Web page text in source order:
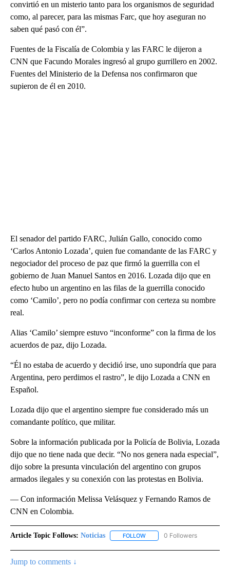
convirtió en un misterio tanto para los organismos de seguridad
como, al parecer, para las mismas Farc, que hoy aseguran no
saben qué pasó con él”.
Fuentes de la Fiscalía de Colombia y las FARC le dijeron a
CNN que Facundo Morales ingresó al grupo gurrillero en 2002.
Fuentes del Ministerio de la Defensa nos confirmaron que
supieron de él en 2010.
El senador del partido FARC, Julián Gallo, conocido como
‘Carlos Antonio Lozada’, quien fue comandante de las FARC y
negociador del proceso de paz que firmó la guerrilla con el
gobierno de Juan Manuel Santos en 2016. Lozada dijo que en
efecto hubo un argentino en las filas de la guerrilla conocido
como ‘Camilo’, pero no podía confirmar con certeza su nombre
real.
Alias ‘Camilo’ siempre estuvo “inconforme” con la firma de los
acuerdos de paz, dijo Lozada.
“Él no estaba de acuerdo y decidió irse, uno supondría que para
Argentina, pero perdimos el rastro”, le dijo Lozada a CNN en
Español.
Lozada dijo que el argentino siempre fue considerado más un
comandante político, que militar.
Sobre la información publicada por la Policía de Bolivia, Lozada
dijo que no tiene nada que decir. “No nos genera nada especial”,
dijo sobre la presunta vinculación del argentino con grupos
armados ilegales y su conexión con las protestas en Bolivia.
— Con información Melissa Velásquez y Fernando Ramos de
CNN en Colombia.
Article Topic Follows: Noticias FOLLOW FOLLOW "NOTICIAS" TO
0 Followers
Jump to comments ↓